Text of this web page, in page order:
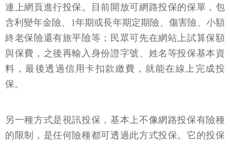
連上網頁進行投保。目前開放可網路投保的保單，包
含利變年金險、1年期或長年期定期險、傷害險、小額
終老保險還有旅平險等；民眾可先在網站上試算保額
與保費，之後再輸入身份證字號、姓名等投保基本資
料，最後透過信用卡扣款繳費，就能在線上完成投
保。
另一種方式是視訊投保，基本上不像網路投保有險種
的限制，是任何險種都可透過此方式投保。它的投保